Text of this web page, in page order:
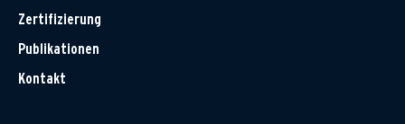
Zertifizierung
Publikationen
Kontakt